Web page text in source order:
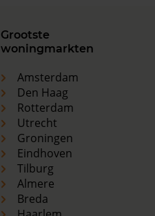
Grootste
woningmarkten
Amsterdam
Den Haag
Rotterdam
Utrecht
Groningen
Eindhoven
Tilburg
Almere
Breda